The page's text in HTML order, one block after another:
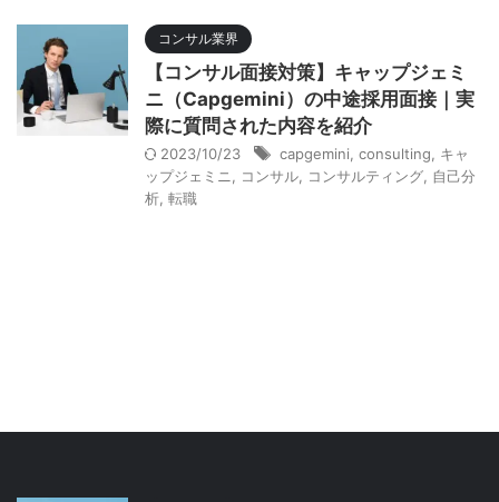
コンサル業界
【コンサル面接対策】キャップジェミ
ニ（Capgemini）の中途採用面接｜実
際に質問された内容を紹介
2023/10/23 capgemini consulting
キャ
ップジェミニ
コンサル コンサルティング 自己分
析 転職